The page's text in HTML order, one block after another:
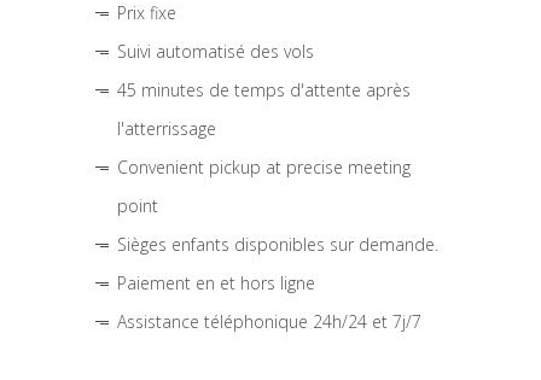
Prix fixe
Suivi automatisé des vols
45 minutes de temps d'attente après
l'atterrissage
Convenient pickup at precise meeting
point
Sièges enfants disponibles sur demande.
Paiement en et hors ligne
Assistance téléphonique 24h/24 et 7j/7